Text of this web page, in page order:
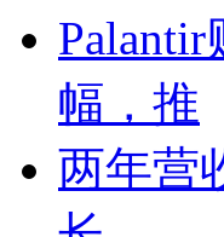
幅，推
两年营